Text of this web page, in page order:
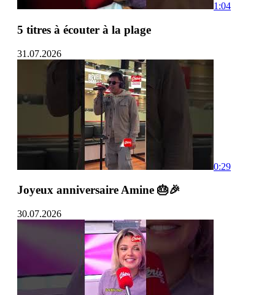
1:04
5 titres à écouter à la plage
31.07.2026
0:29
Joyeux anniversaire Amine 🎂🎉
30.07.2026